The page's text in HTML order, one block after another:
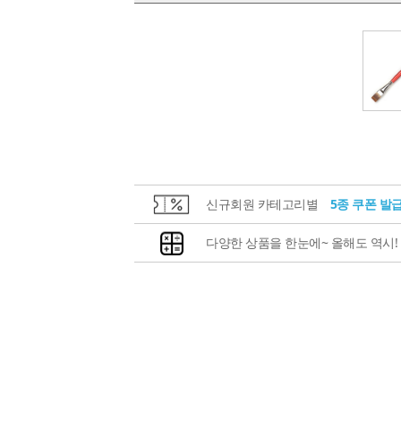
신규회원 카테고리별 5종 쿠폰 발
다양한 상품을 한눈에~ 올해도 역시!